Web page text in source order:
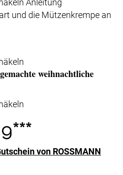
und die Mützenkrempe an
weihnachtliche
von ROSSMANN